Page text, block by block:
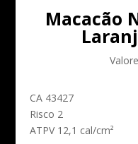
Macacão
CA 43427
Risco 2
ATPV 12,1 cal/cm²